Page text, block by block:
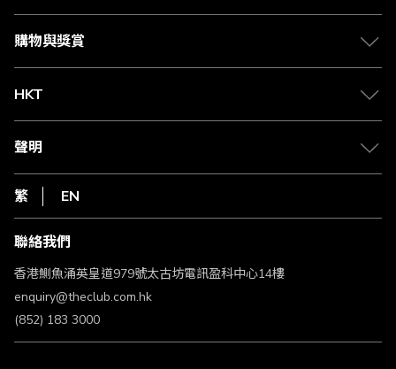
媒體中心
會籍及專屬禮遇
賺取積分
購物與獎賞
物流與配送
Club Shopping 商品領取站
常見問題
HKT
csl.
1010
HKT
聲明
私隱聲明
使用條款
條款及細則
不歧視及不騷擾聲明
認可牌照及通告
繁 EN
聯絡我們
香港鰂魚涌英皇道979號太古坊電訊盈科中心14樓
enquiry@theclub.com.hk
(852) 183 3000